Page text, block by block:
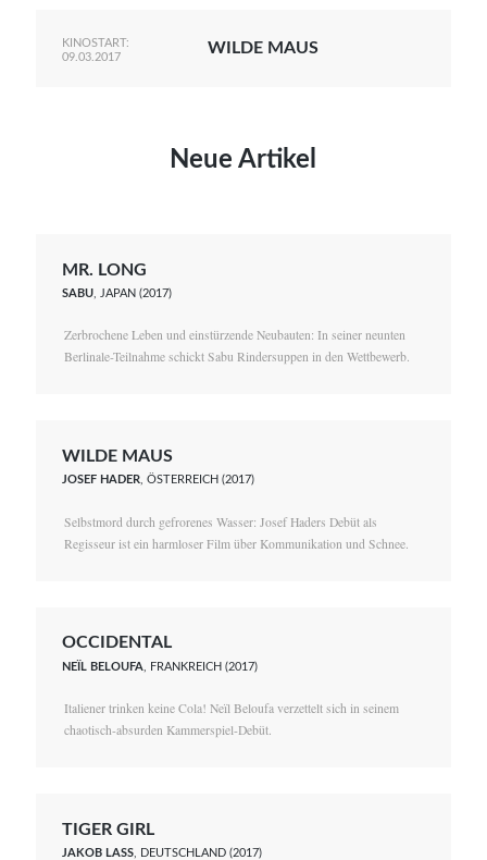
KINOSTART:
09.03.2017
WILDE MAUS
Neue Artikel
MR. LONG
SABU , JAPAN (2017)
Zerbrochene Leben und einstürzende Neubauten: In seiner neunten
Berlinale-Teilnahme schickt Sabu Rindersuppen in den Wettbewerb.
WILDE MAUS
JOSEF HADER , ÖSTERREICH (2017)
Selbstmord durch gefrorenes Wasser: Josef Haders Debüt als
Regisseur ist ein harmloser Film über Kommunikation und Schnee.
OCCIDENTAL
NEÏL BELOUFA , FRANKREICH (2017)
Italiener trinken keine Cola! Neïl Beloufa verzettelt sich in seinem
chaotisch-absurden Kammerspiel-Debüt.
TIGER GIRL
JAKOB LASS , DEUTSCHLAND (2017)